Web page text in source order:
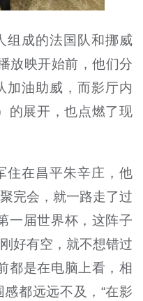
组成的法国队和挪威
放映开始前，他们分
加油助威，而影厅内
的展开，也点燃了现
住在昌平朱辛庄，他
完会，就一路走了过
一届世界杯，这阵子
好有空，就不想错过
都是在电脑上看，相
都远远不及，“在影